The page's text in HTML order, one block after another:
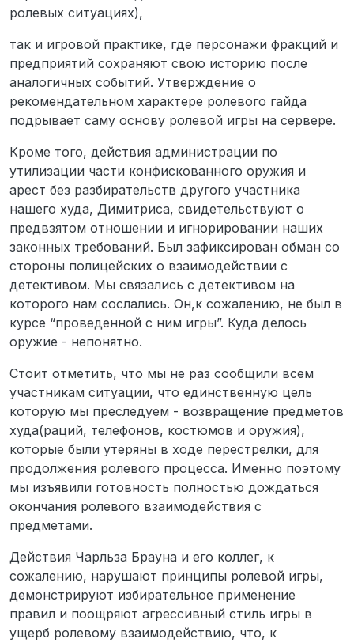
ролевых ситуациях),
так и игровой практике, где персонажи фракций и
предприятий сохраняют свою историю после
аналогичных событий. Утверждение о
рекомендательном характере ролевого гайда
подрывает саму основу ролевой игры на сервере.
Кроме того, действия администрации по
утилизации части конфискованного оружия и
арест без разбирательств другого участника
нашего худа, Димитриса, свидетельствуют о
предвзятом отношении и игнорировании наших
законных требований. Был зафиксирован обман со
стороны полицейских о взаимодействии с
детективом. Мы связались с детективом на
которого нам сослались. Он,к сожалению, не был в
курсе “проведенной с ним игры”. Куда делось
оружие - непонятно.
Стоит отметить, что мы не раз сообщили всем
участникам ситуации, что единственную цель
которую мы преследуем - возвращение предметов
худа(раций, телефонов, костюмов и оружия),
которые были утеряны в ходе перестрелки, для
продолжения ролевого процесса. Именно поэтому
мы изъявили готовность полностью дождаться
окончания ролевого взаимодействия с
предметами.
Действия Чарльза Брауна и его коллег, к
сожалению, нарушают принципы ролевой игры,
демонстрируют избирательное применение
правил и поощряют агрессивный стиль игры в
ущерб ролевому взаимодействию, что, к